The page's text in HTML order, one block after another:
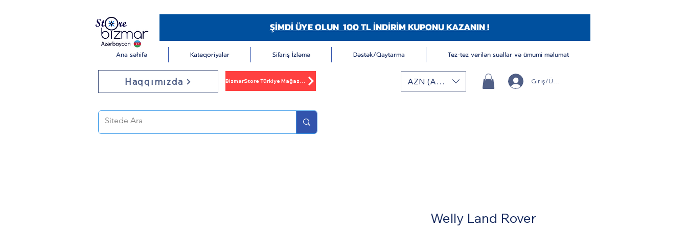
ŞİMDİ ÜYE OLUN 100 TL İNDİRİM KUPONU KAZANIN !
Ana səhifə Kateqoriyalar Sifariş İzləmə Dəstək/Qaytarma Tez-tez verilən suallar və ümumi məlumat
Haqqımızda BizmarStore Türkiye Mağazası AZN (AZN) Giriş/Üye Ol
Welly Land Rover